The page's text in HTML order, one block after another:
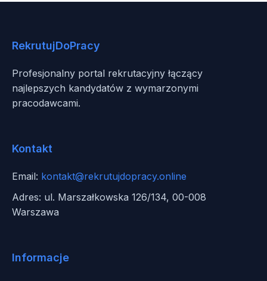
RekrutujDoPracy
Profesjonalny portal rekrutacyjny łączący
najlepszych kandydatów z wymarzonymi
pracodawcami.
Kontakt
Email: kontakt@rekrutujdopracy.online
Adres: ul. Marszałkowska 126/134, 00-008
Warszawa
Informacje